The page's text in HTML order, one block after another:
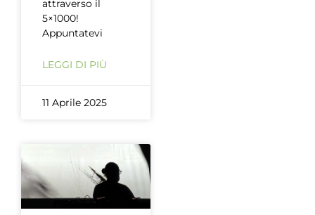
attraverso il
5×1000!
Appuntatevi
LEGGI DI PIÙ
11 Aprile 2025